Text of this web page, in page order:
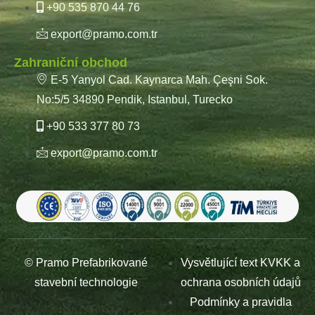
+90 535 870 44 76
export@pramo.com.tr
Zahraniční obchod
E-5 Yanyol Cad. Kaynarca Mah. Çeşni Sok.
No:5/5 34890 Pendik, Istanbul, Turecko
+90 533 377 80 73
export@pramo.com.tr
© Pramo Prefabrikované
stavební technologie
Vysvětlující text KVKK a
ochrana osobních údajů
Podmínky a pravidla